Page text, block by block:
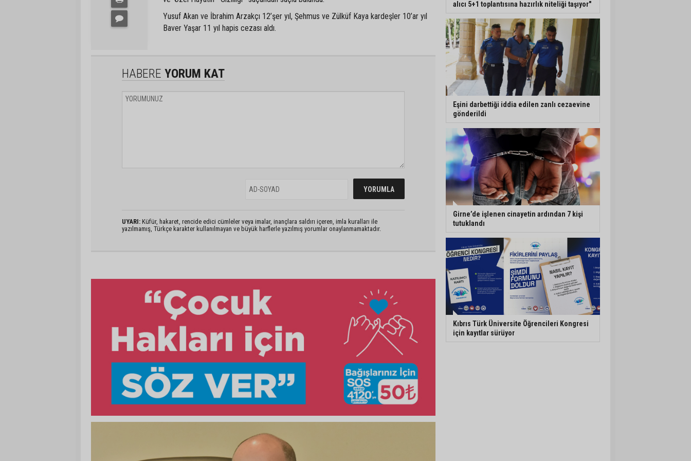
Yusuf Akan ve İbrahim Arzakçı 12’şer yıl, Şehmus ve Zülküf Kaya kardeşler 10’ar yıl
Baver Yaşar 11 yıl hapis cezası aldı.
HABERE YORUM KAT
UYARI: Küfür, hakaret, rencide edici cümleler veya imalar, inançlara saldırı içeren, imla kuralları ile
yazılmamış, Türkçe karakter kullanılmayan ve büyük harflerle yazılmış yorumlar onaylanmamaktadır.
alıcı 5+1 toplantısına hazırlık niteliği taşıyor"
Eşini darbettiği iddia edilen zanlı cezaevine
gönderildi
Girne’de işlenen cinayetin ardından 7 kişi
tutuklandı
Kıbrıs Türk Üniversite Öğrencileri Kongresi
için kayıtlar sürüyor